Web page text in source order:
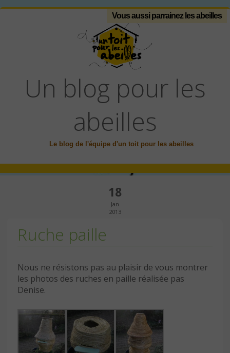
Vous aussi parrainez les abeilles
Un blog pour les
abeilles
Le blog de l'équipe d'un toit pour les abeilles
18
Jan
2013
Ruche paille
Nous ne résistons pas au plaisir de vous montrer
les photos des ruches en paille réalisée pas
Denise.